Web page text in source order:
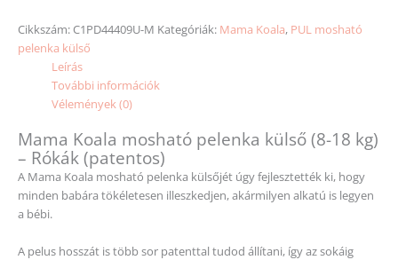
Cikkszám: C1PD44409U-M Kategóriák: Mama Koala, PUL mosható
pelenka külső
Leírás
További információk
Vélemények (0)
Mama Koala mosható pelenka külső (8-18 kg)
– Rókák (patentos)
A Mama Koala mosható pelenka külsőjét úgy fejlesztették ki, hogy
minden babára tökéletesen illeszkedjen, akármilyen alkatú is legyen
a bébi.
A pelus hosszát is több sor patenttal tudod állítani, így az sokáig